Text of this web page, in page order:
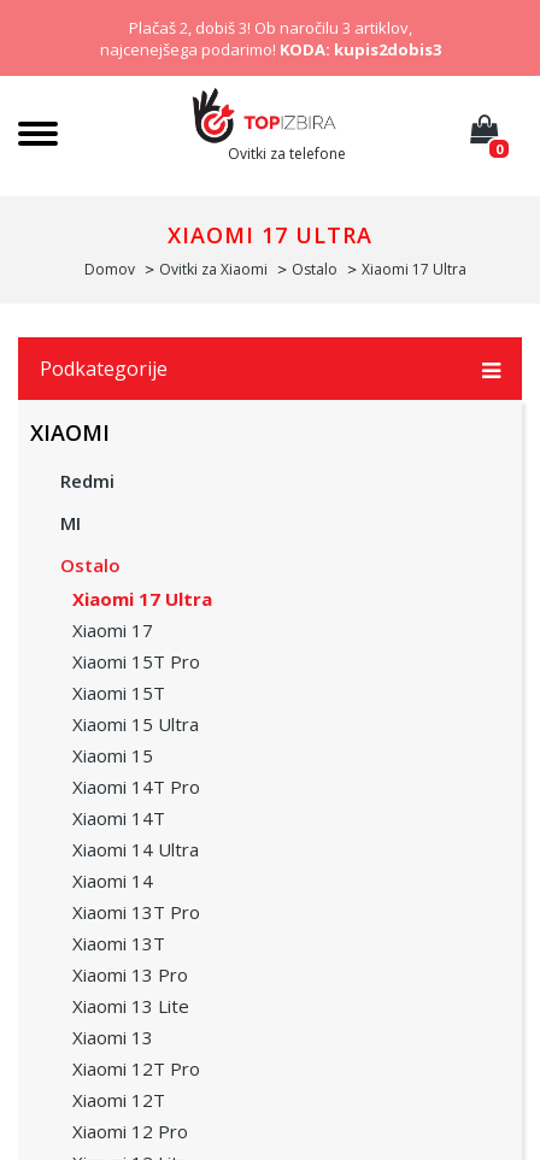
Plačaš 2, dobiš 3! Ob naročilu 3 artiklov,
najcenejšega podarimo! KODA: kupis2dobis3
Ovitki za telefone 0
XIAOMI 17 ULTRA
Domov Ovitki za Xiaomi Ostalo Xiaomi 17 Ultra
Podkategorije
XIAOMI
Redmi
MI
Ostalo
Xiaomi 17 Ultra
Xiaomi 17
Xiaomi 15T Pro
Xiaomi 15T
Xiaomi 15 Ultra
Xiaomi 15
Xiaomi 14T Pro
Xiaomi 14T
Xiaomi 14 Ultra
Xiaomi 14
Xiaomi 13T Pro
Xiaomi 13T
Xiaomi 13 Pro
Xiaomi 13 Lite
Xiaomi 13
Xiaomi 12T Pro
Xiaomi 12T
Xiaomi 12 Pro